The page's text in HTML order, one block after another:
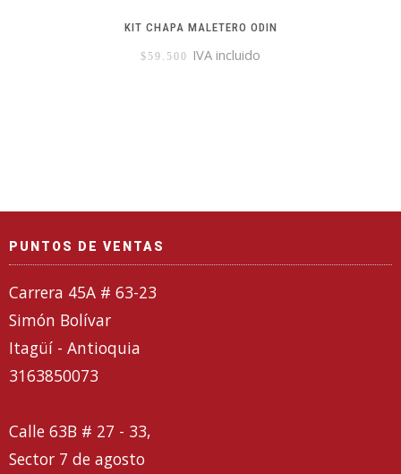
KIT CHAPA MALETERO ODIN
$ 59.500 IVA incluido
PUNTOS DE VENTAS
Carrera 45A # 63-23
Simón Bolívar
Itagüí - Antioquia
3163850073
Calle 63B # 27 - 33,
Sector 7 de agosto